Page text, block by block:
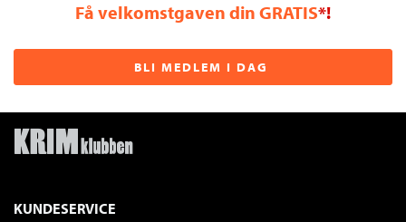
Få velkomstgaven din GRATIS*!
BLI MEDLEM I DAG
KUNDESERVICE